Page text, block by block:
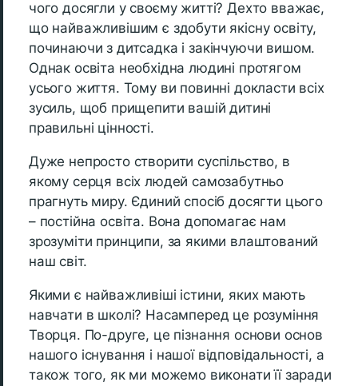
чого досягли у своєму житті? Дехто вважає,
що найважливішим є здобути якісну освіту,
починаючи з дитсадка і закінчуючи вишом.
Однак освіта необхідна людині протягом
усього життя. Тому ви повинні докласти всіх
зусиль, щоб прищепити вашій дитині
правильні цінності.
Дуже непросто створити суспільство, в
якому серця всіх людей самозабутньо
прагнуть миру. Єдиний спосіб досягти цього
– постійна освіта. Вона допомагає нам
зрозуміти принципи, за якими влаштований
наш світ.
Якими є найважливіші істини, яких мають
навчати в школі? Насамперед це розуміння
Творця. По-друге, це пізнання основи основ
нашого існування і нашої відповідальності, а
також того, як ми можемо виконати її заради